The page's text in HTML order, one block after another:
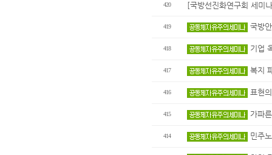
420 [국방선진화연구회 세미
419 국방
418 기업
417 복지
416 표현
415 가파
414 민주